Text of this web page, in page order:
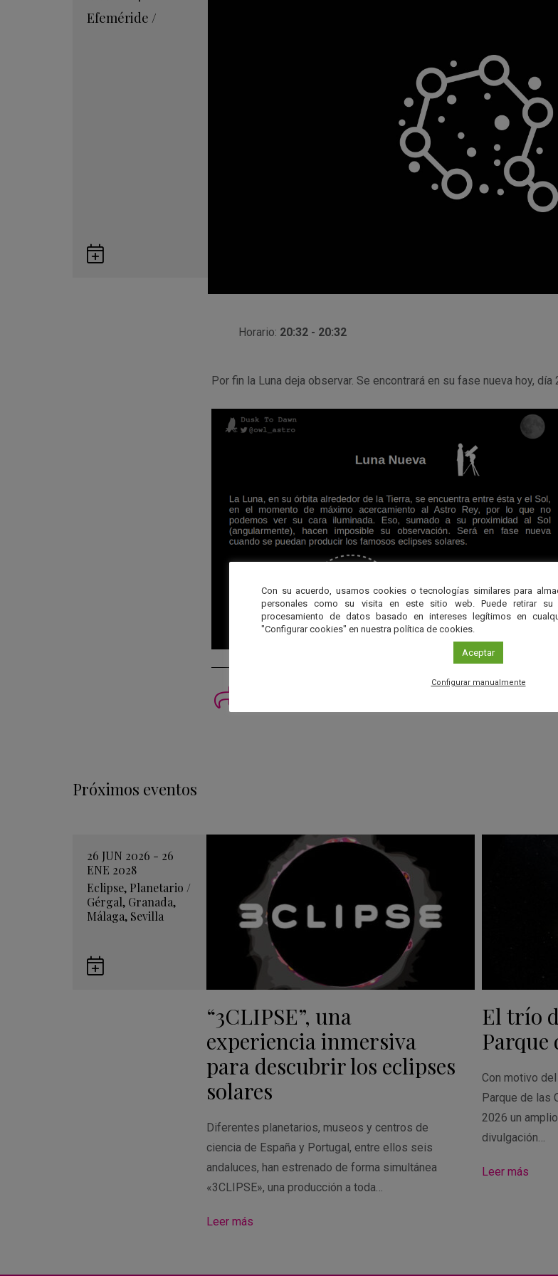
Efeméride /
Guardar
en
Horario: 20:32 - 20:32
Por fin la Luna deja observar. Se encontrará en su fase nueva hoy, día
Próximos eventos
26 JUN 2026 - 26
ENE 2028
Eclipse, Planetario /
Gérgal, Granada,
Málaga, Sevilla
“3CLIPSE”, una
experiencia inmersiva
para descubrir los eclipses
solares
Diferentes planetarios, museos y centros de
ciencia de España y Portugal, entre ellos seis
andaluces, han estrenado de forma simultánea
«3CLIPSE», una producción a toda…
Leer más
El trío
Parque
Con motivo
Parque de las
2026 un
divulgación…
Leer más
Con su acuerdo, usamos cookies o tecnologías similares para
personales como su visita en este sitio web. Puede retirar su
procesamiento de datos basado en intereses legítimos en
"Configurar cookies" en nuestra política de cookies.
Aceptar
Configurar manualmente